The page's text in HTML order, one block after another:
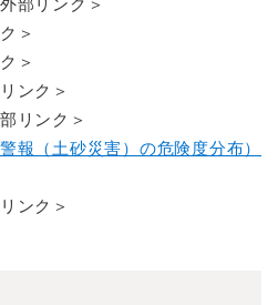
＞
＞
ンク＞
リンク＞
報（土砂災害）の危険度分布）
ンク＞